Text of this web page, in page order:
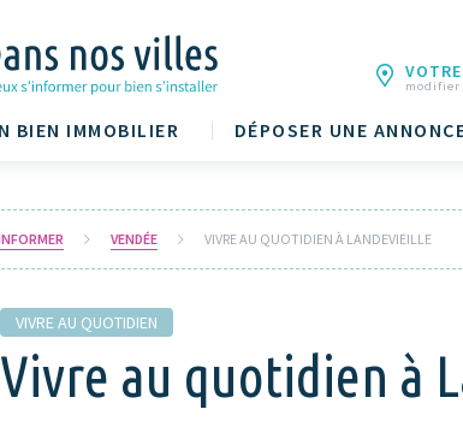
BIEN IMMOBILIER DÉPOSER UNE
modifier
VENDÉE VIVRE AU QUOTIDIEN À LANDEVIEILLE
VIVRE AU QUOTIDIEN
Vivre au quotidien à